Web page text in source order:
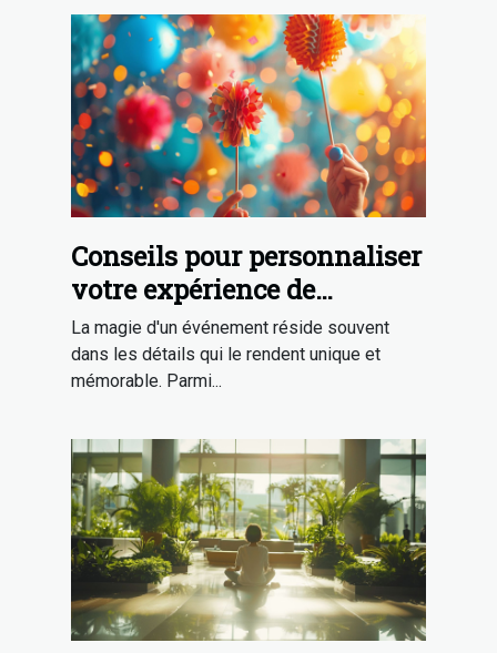
Conseils pour personnaliser
votre expérience de
photobooth lors
d'événements
La magie d'un événement réside souvent
dans les détails qui le rendent unique et
mémorable. Parmi...